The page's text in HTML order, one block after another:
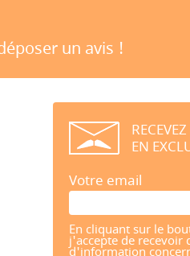
un avis !
EN
Votre email
En cliquant sur le
j'accepte de recevoir
d'information